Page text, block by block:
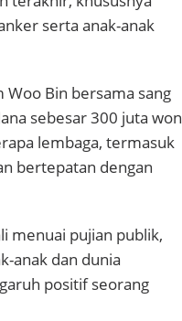
serta anak-anak
Woo Bin bersama sang
sebesar 300 juta won
lembaga, termasuk
bertepatan dengan
menuai pujian publik,
anak dan dunia
positif seorang